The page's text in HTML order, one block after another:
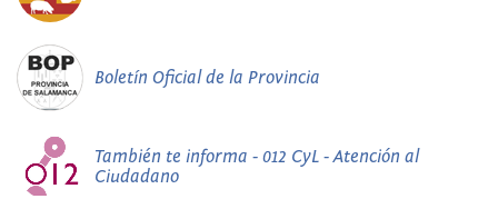
Boletín Oficial de la Provincia
También te informa - 012 CyL - Atención al
Ciudadano